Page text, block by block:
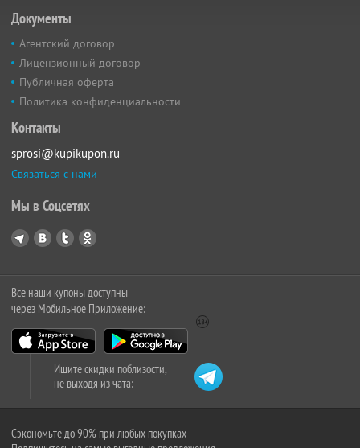
Документы
Агентский договор
Лицензионный договор
Публичная оферта
Политика конфиденциальности
Контакты
sprosi@kupikupon.ru
Связаться с нами
Мы в Соцсетях
Все наши купоны доступны
через Мобильное Приложение:
Ищите скидки поблизости,
не выходя из чата:
Сэкономьте до 90% при любых покупках